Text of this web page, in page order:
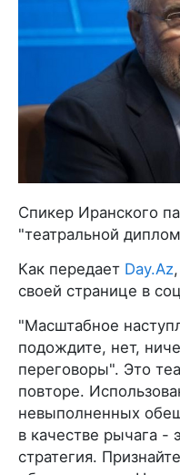
Спикер Иранского
"театральной
Как передает Day.Az
своей странице в
"Масштабное
подождите, нет,
переговоры". Это
повторе.
невыполненных
в качестве рычага -
стратегия.